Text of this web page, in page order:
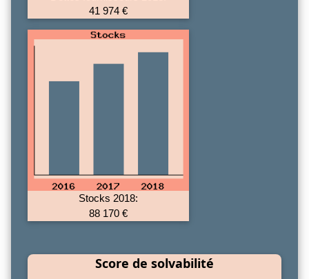
41 974 €
Stocks 2018:
88 170 €
Score de solvabilité